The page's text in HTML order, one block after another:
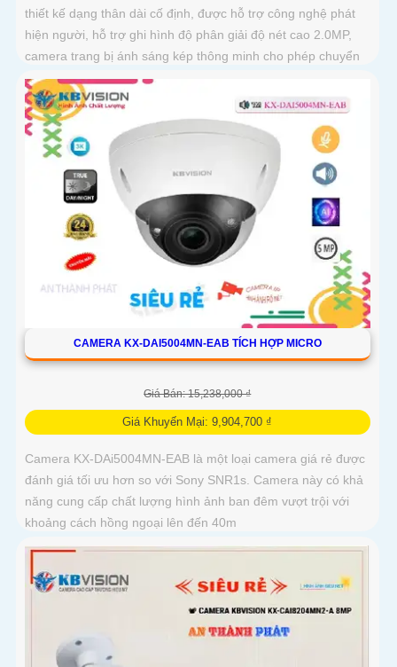
thiết kế dạng thân dài cố định, được hỗ trợ công nghệ phát
hiện người, hỗ trợ ghi hình độ phân giải độ nét cao 2.0MP,
camera trang bị ánh sáng kép thông minh cho phép chuyển
đổi linh hoạt giữa chế độ hồng ngoại và led trợ sáng ban
đêm, giúp giám sát bảo vệ an ninh ban đêm một cách linh
hoạt
CAMERA KX-DAI5004MN-EAB TÍCH HỢP MICRO
Giá Bán: 15,238,000 ₫
Giá Khuyến Mại: 9,904,700 ₫
Camera KX-DAi5004MN-EAB là một loại camera giá rẻ được
đánh giá tối ưu hơn so với Sony SNR1s. Camera này có khả
năng cung cấp chất lượng hình ảnh ban đêm vượt trội với
khoảng cách hồng ngoại lên đến 40m